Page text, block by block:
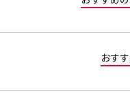
おす